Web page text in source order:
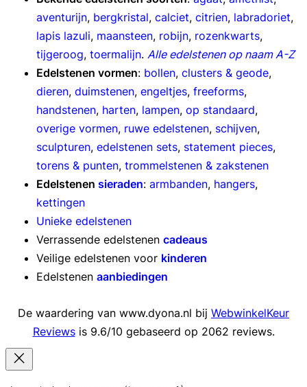
aventurijn, bergkristal, calciet, citrien, labradoriet,
lapis lazuli, maansteen, robijn, rozenkwarts,
tijgeroog, toermalijn. Alle edelstenen op naam A-Z
Edelstenen vormen: bollen, clusters & geode,
dieren, duimstenen, engeltjes, freeforms,
handstenen, harten, lampen, op standaard,
overige vormen, ruwe edelstenen, schijven,
sculpturen, edelstenen sets, statement pieces,
torens & punten, trommelstenen & zakstenen
Edelstenen sieraden: armbanden, hangers,
kettingen
Unieke edelstenen
Verrassende edelstenen cadeaus
Veilige edelstenen voor kinderen
Edelstenen aanbiedingen
De waardering van www.dyona.nl bij WebwinkelKeur
Reviewsis 9.6/10 gebaseerd op 2062 reviews.